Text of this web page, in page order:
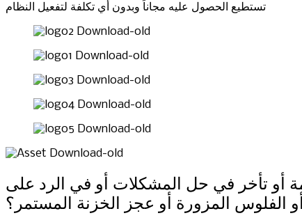
تستطيع الحصول عليه مجاناً وبدون أي تكلفة لتفعيل النظام
أو تأخر في حل المشكلات أو في الرد على
المزورة أو عجز الخزنة المستمر؟